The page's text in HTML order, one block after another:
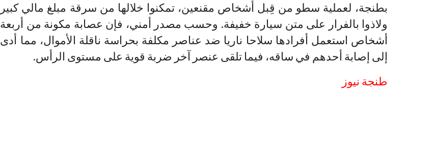
بطنجة، لعملية سطو من قِبل أشخاص مقنعين، تمكنوا خلالها من سرقة مبلغ مالي كبير
ولاذوا بالفرار على متن سيارة خفيفة. وحسب مصدر أمني، فإن عصابة مكونة من أربعة
أشخاص استعمل أفرادها سلاحا ناريا ضد عناصر مكلفة بحراسة ناقلة الأموال، مما أدى
إلى إصابة أحدهم في ساقه، فيما تلقى عنصر آخر ضربة قوية على مستوى الرأس.
طنجة نيوز